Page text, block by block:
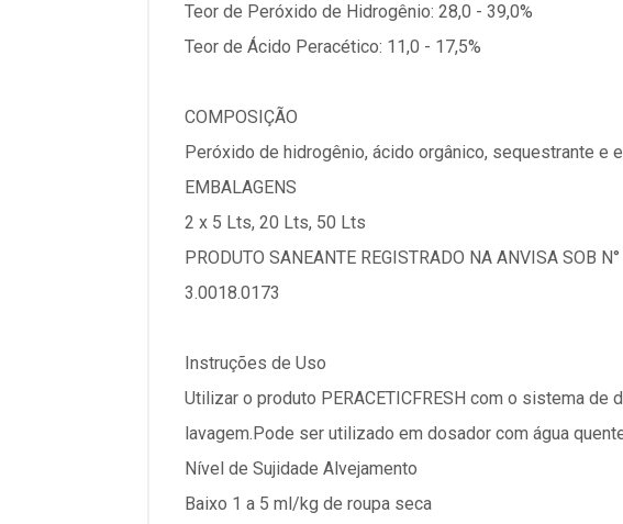
Teor de Peróxido de Hidrogênio: 28,0 - 39,0%
Teor de Ácido Peracético: 11,0 - 17,5%
COMPOSIÇÃO
Peróxido de hidrogênio, ácido orgânico, sequestrante e
EMBALAGENS
2 x 5 Lts, 20 Lts, 50 Lts
PRODUTO SANEANTE REGISTRADO NA ANVISA SOB N°
3.0018.0173
Instruções de Uso
Utilizar o produto PERACETICFRESH com o sistema
lavagem.Pode ser utilizado em dosador com água
Nível de Sujidade Alvejamento
Baixo 1 a 5 ml/kg de roupa seca